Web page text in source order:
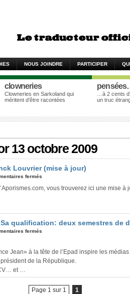
NOUS JOINDRE PARTICIPER
clowneries
Clowneries en Sarkoland qui
méritent d’être racontées
…à 2 cents
un truc
13 octobre 2009
Louvrier (mise à jour)
fermés
vous trouverez ici une mise à
qualification: deux semestres de
fermés
Jean» à la tête de l’Epad inspire les
de la République.
et …
Page 1 sur 1 1